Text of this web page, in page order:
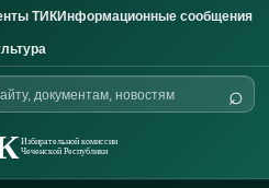
ТИКИнформационные сообщения
Избирательной комиссии
Чеченской Республики
⌕